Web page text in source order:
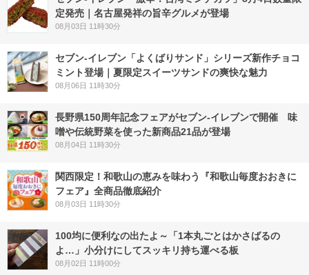
定発売｜名古屋発祥の旨辛グルメが登場
08月03日 11時30分
セブン‐イレブン「よくばりサンド」シリーズ新作チョコ
ミント登場｜夏限定スイーツサンドの爽快な魅力
08月06日 11時30分
長野県150周年記念フェアがセブン-イレブンで開催 味
噌や伝統野菜を使った新商品21品が登場
08月04日 11時30分
関西限定！和歌山の恵みを味わう『和歌山毎度おおきに
フェア』全商品徹底紹介
08月03日 11時30分
100均に便利なの出たよ～「1本丸ごとはかさばるの
よ…」小分けにしてスッキリ持ち運べる板
08月02日 11時00分